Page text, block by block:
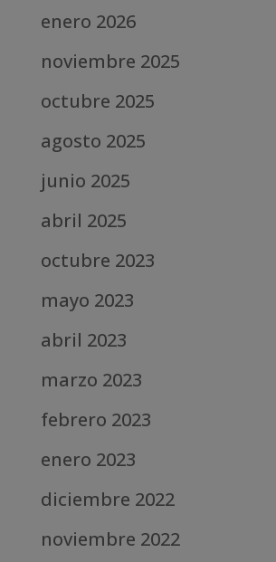
enero 2026
noviembre 2025
octubre 2025
agosto 2025
junio 2025
abril 2025
octubre 2023
mayo 2023
abril 2023
marzo 2023
febrero 2023
enero 2023
diciembre 2022
noviembre 2022